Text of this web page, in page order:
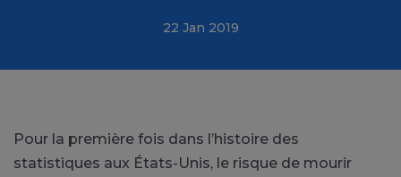
22 Jan 2019
Pour la première fois dans l’histoire des
statistiques aux États-Unis, le risque de mourir